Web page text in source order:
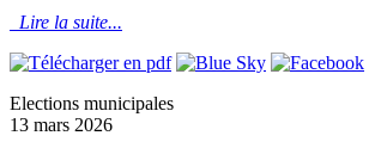
Lire la suite...
Elections municipales
13 mars 2026